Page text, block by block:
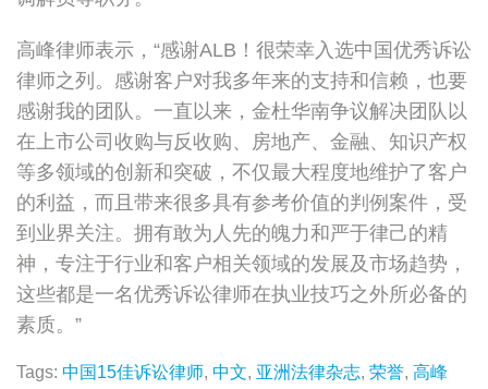
高峰律师表示，“感谢ALB！很荣幸入选中国优秀诉讼
律师之列。感谢客户对我多年来的支持和信赖，也要
感谢我的团队。一直以来，金杜华南争议解决团队以
在上市公司收购与反收购、房地产、金融、知识产权
等多领域的创新和突破，不仅最大程度地维护了客户
的利益，而且带来很多具有参考价值的判例案件，受
到业界关注。拥有敢为人先的魄力和严于律己的精
神，专注于行业和客户相关领域的发展及市场趋势，
这些都是一名优秀诉讼律师在执业技巧之外所必备的
素质。”
Tags: 中国15佳诉讼律师, 中文, 亚洲法律杂志, 荣誉, 高峰